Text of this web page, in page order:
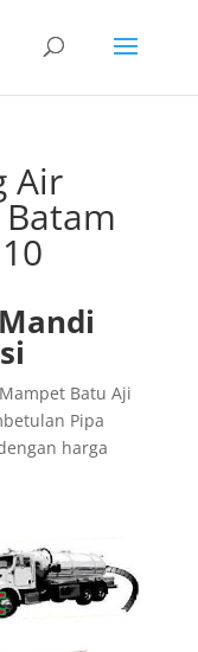
Air
Batu Aji
Pipa
harga